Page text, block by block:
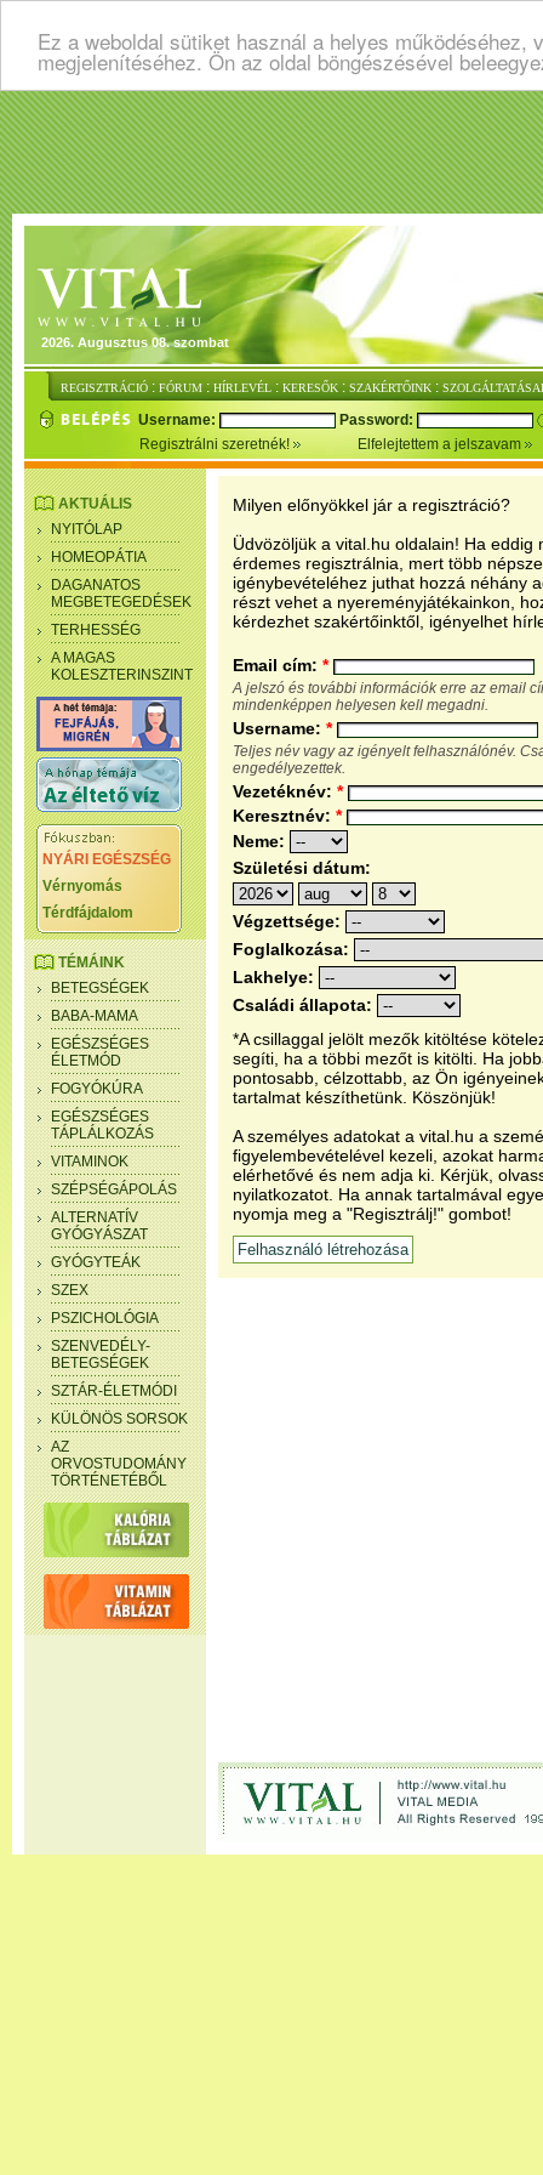
Ez a weboldal sütiket használ a helyes
megjelenítéséhez. Ön az oldal böngészésével
2026. Augusztus 08. szombat
REGISZTRÁCIÓ : FÓRUM : HÍRLEVÉL : KERESŐK : SZAKÉRTŐINK :
Username:
Password:
Regisztrálni szeretnék!
Elfelejtettem a jelszavam
AKTUÁLIS
NYITÓLAP
HOMEOPÁTIA
DAGANATOS
MEGBETEGEDÉSEK
TERHESSÉG
A MAGAS
KOLESZTERINSZINT
NYÁRI EGÉSZSÉG
Vérnyomás
Térdfájdalom
TÉMÁINK
BETEGSÉGEK
BABA-MAMA
EGÉSZSÉGES
ÉLETMÓD
FOGYÓKÚRA
EGÉSZSÉGES
TÁPLÁLKOZÁS
VITAMINOK
SZÉPSÉGÁPOLÁS
ALTERNATÍV
GYÓGYÁSZAT
GYÓGYTEÁK
SZEX
PSZICHOLÓGIA
SZENVEDÉLY-
BETEGSÉGEK
SZTÁR-ÉLETMÓDI
KÜLÖNÖS SORSOK
AZ
ORVOSTUDOMÁNY
TÖRTÉNETÉBŐL
Milyen előnyökkel jár a regisztráció?
Üdvözöljük a vital.hu oldalain! Ha eddig
érdemes regisztrálnia, mert több
igénybevételéhez juthat hozzá néhány
részt vehet a nyereményjátékainkon,
kérdezhet szakértőinktől, igényelhet
Email cím: *
A jelszó és további információk erre az email
mindenképpen helyesen kell megadni.
Username: *
Teljes név vagy az igényelt felhasználónév.
engedélyezettek.
Vezetéknév: *
Keresztnév: *
Neme:
Születési dátum:
Végzettsége:
Foglalkozása:
Lakhelye:
Családi állapota:
*A csillaggal jelölt mezők kitöltése
segíti, ha a többi mezőt is kitölti. Ha
pontosabb, célzottabb, az Ön
tartalmat készíthetünk. Köszönjük!
A személyes adatokat a vital.hu a
figyelembevételével kezeli, azokat
elérhetővé és nem adja ki. Kérjük,
nyilatkozatot. Ha annak tartalmával
nyomja meg a "Regisztrálj!" gombot!